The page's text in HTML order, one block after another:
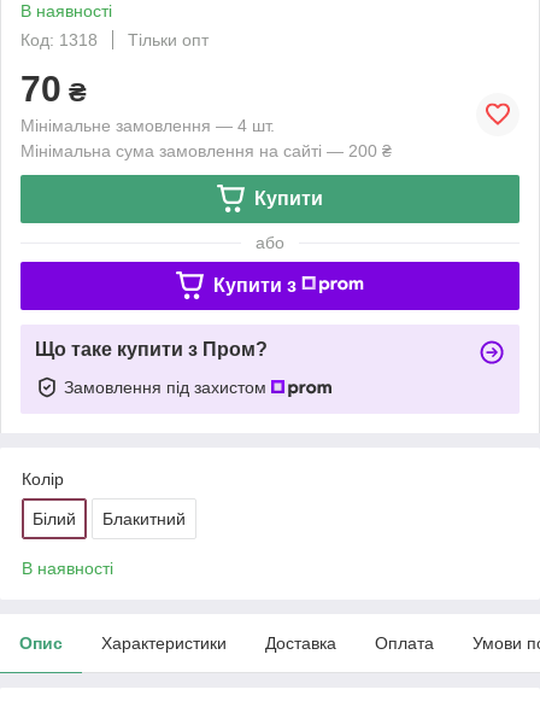
В наявності
Код: 1318
Тільки опт
70 ₴
Мінімальне замовлення — 4 шт.
Мінімальна сума замовлення на сайті — 200 ₴
Купити
або
Купити з
Що таке купити з Пром?
Замовлення під захистом
Колір
Білий Блакитний
В наявності
Опис Характеристики Доставка Оплата Умови